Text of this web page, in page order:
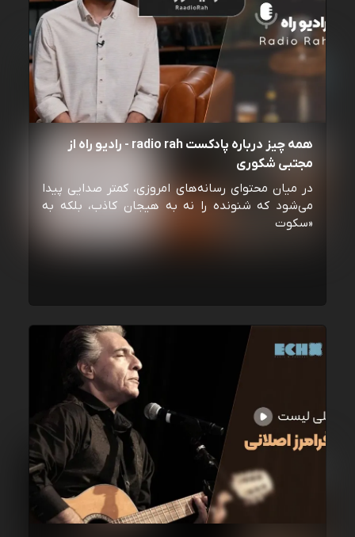
همه چیز درباره پادکست radio rah - رادیو راه از
مجتبی شکوری
در میان محتوای رسانه‌های امروزی، کمتر صدایی پیدا
می‌شود که شنونده را نه به هیجان کاذب، بلکه به
«سکوت